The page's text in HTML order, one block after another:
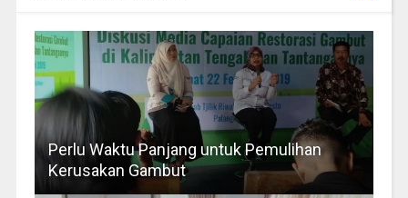
Perlu Waktu Panjang untuk Pemulihan
Kerusakan Gambut